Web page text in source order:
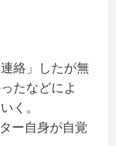
絡」したが無
たなどによ
く。
ー自身が自覚